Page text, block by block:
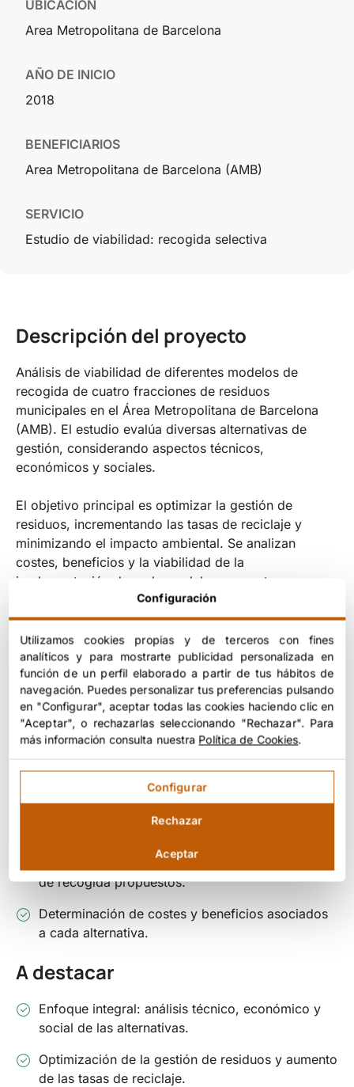
UBICACIÓN
Area Metropolitana de Barcelona
AÑO DE INICIO
2018
BENEFICIARIOS
Area Metropolitana de Barcelona (AMB)
SERVICIO
Estudio de viabilidad: recogida selectiva
Descripción del proyecto
Análisis de viabilidad de diferentes modelos de
recogida de cuatro fracciones de residuos
municipales en el Área Metropolitana de Barcelona
(AMB). El estudio evalúa diversas alternativas de
gestión, considerando aspectos técnicos,
económicos y sociales.
El objetivo principal es optimizar la gestión de
residuos, incrementando las tasas de reciclaje y
minimizando el impacto ambiental. Se analizan
costes, beneficios y la viabilidad de la
implementación de cada modelo propuesto.
Resultados obtenidos
Identificación de alternativas de gestión para la
recogida de cuatro fracciones de residuos.
Evaluación del impacto social de las diferentes
Análisis de la viabilidad técnica de los modelos
de recogida propuestos.
Determinación de costes y beneficios asociados
a cada alternativa.
A destacar
Enfoque integral: análisis técnico, económico y
social de las alternativas.
Optimización de la gestión de residuos y aumento
de las tasas de reciclaje.
Configuración
Utilizamos cookies propias y de terceros con fines
analíticos y para mostrarte publicidad personalizada en
función de un perfil elaborado a partir de tus hábitos de
navegación. Puedes personalizar tus preferencias pulsando
en "Configurar", aceptar todas las cookies haciendo clic en
"Aceptar", o rechazarlas seleccionando "Rechazar". Para
más información consulta nuestra Política de Cookies.
Configurar
Rechazar
Aceptar